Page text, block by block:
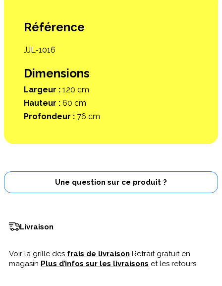
Référence
JJL-1016
Dimensions
Largeur : 120 cm
Hauteur : 60 cm
Profondeur : 76 cm
Une question sur ce produit ?
Livraison
Voir la grille des frais de livraison Retrait gratuit en
magasin Plus d’infos sur les livraisons et les retours